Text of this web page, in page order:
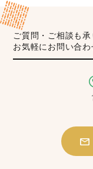
ご質問・ご相談も承
お気軽にお問い合わ